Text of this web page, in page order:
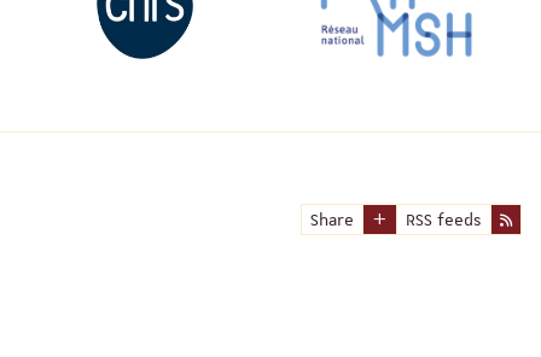
Share RSS feeds